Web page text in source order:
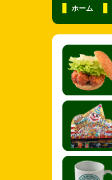
ホーム